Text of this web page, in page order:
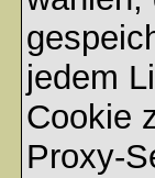
jedem
Cookie
Proxy-